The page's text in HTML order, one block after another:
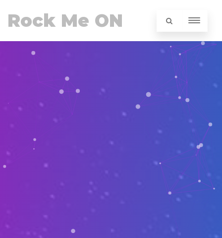
Rock Me ON